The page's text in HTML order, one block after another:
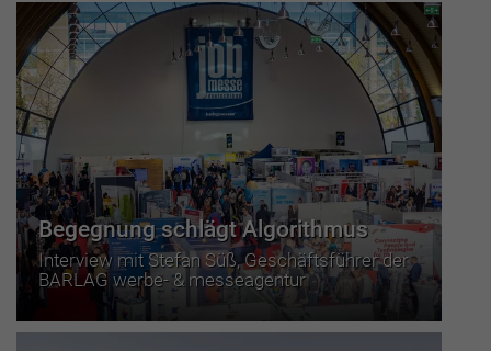
Begegnung schlägt Algorithmus
Interview mit Stefan Süß, Geschäftsführer der
BARLAG werbe- & messeagentur